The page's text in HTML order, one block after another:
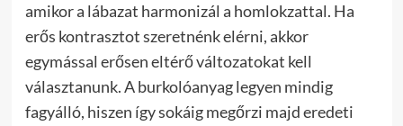
amikor a lábazat harmonizál a homlokzattal. Ha
erős kontrasztot szeretnénk elérni, akkor
egymással erősen eltérő változatokat kell
választanunk. A burkolóanyag legyen mindig
fagyálló, hiszen így sokáig megőrzi majd eredeti